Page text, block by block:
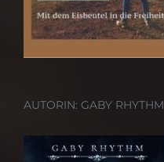
AUTORIN: GABY RHYTHM